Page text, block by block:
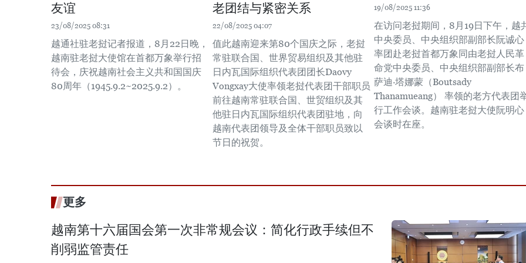
友谊
23/08/2025 08:31
越通社驻老挝记者报道，8月22日晚，
越南驻老挝大使馆在首都万象举行招
待会，庆祝越南社会主义共和国国庆
80周年（1945.9.2~2025.9.2）。
老团结与紧密关系
22/08/2025 04:07
值此越南迎来第80个国庆之际，老挝
常驻联合国、世界贸易组织及其他驻
日内瓦国际组织代表团团长Daovy
Vongxay大使率领老挝代表团干部职员
前往越南常驻联合国、世贸组织及其
他驻日内瓦国际组织代表团驻地，向
越南代表团领导及全体干部职员致以
节日的祝贺。
19/08/2025 11:36
在访问老挝期间，8月19日下午，越
中央委员、中央组织部副部长阮诚心
率团赴老挝首都万象同由老挝人民革
命党中央委员、中央组织部副部长布
萨迪·塔娜蒙（Boutsady
Thanamueang） 率领的老方代表团
行工作会谈。越南驻老挝大使阮明心
会谈时在座。
更多
越南第十六届国会第一次非常规会议：简化行政手续但不
削弱监管责任